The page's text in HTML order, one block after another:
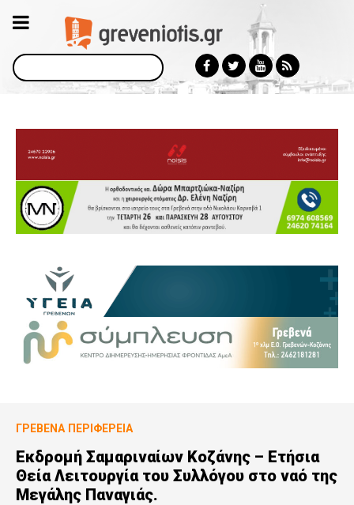
Αναζήτηση
ΓΡΕΒΕΝΆ ΠΕΡΙΦΈΡΕΙΑ
Εκδρομή Σαμαριναίων Κοζάνης – Ετήσια
Θεία Λειτουργία του Συλλόγου στο ναό της
Μεγάλης Παναγιάς.